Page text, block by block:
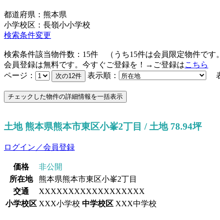
都道府県：熊本県
小学校区：長嶺小小学校
検索条件変更
検索条件該当物件数： 15件 （うち15件は会員限定物件です
会員登録は無料です。今すぐご登録を！→ご登録はこちら
ページ：
表示順：
土地 熊本県熊本市東区小峯2丁目 / 土地 78.94坪
ログイン／会員登録
価格
非公開
所在地
熊本県熊本市東区小峯2丁目
交通
XXXXXXXXXXXXXXXXXX
小学校区 XXX小学校 中学校区 XXX中学校